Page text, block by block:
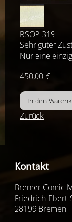
RSOP-319
Sehr guter
Nur eine
450,00 €
Zurück
Kontakt
Bremer Comic
Friedrich-Ebert-
28199 Bremen